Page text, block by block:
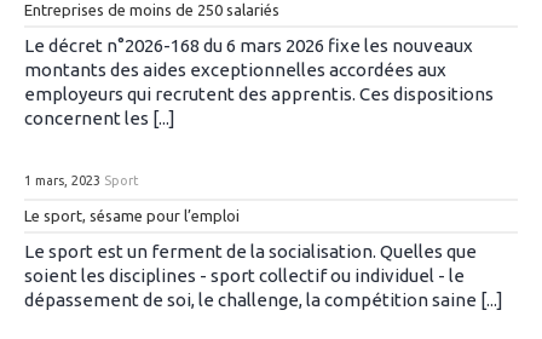
Entreprises de moins de 250 salariés
Le décret n°2026-168 du 6 mars 2026 fixe les nouveaux
montants des aides exceptionnelles accordées aux
employeurs qui recrutent des apprentis. Ces dispositions
concernent les [...]
1 mars, 2023 Sport
Le sport, sésame pour l’emploi
Le sport est un ferment de la socialisation. Quelles que
soient les disciplines - sport collectif ou individuel - le
dépassement de soi, le challenge, la compétition saine [...]